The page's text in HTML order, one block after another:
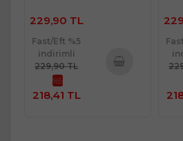
229,90 TL
Fast/Eft %5
indirimli
229,90 TL
%5
218,41 TL